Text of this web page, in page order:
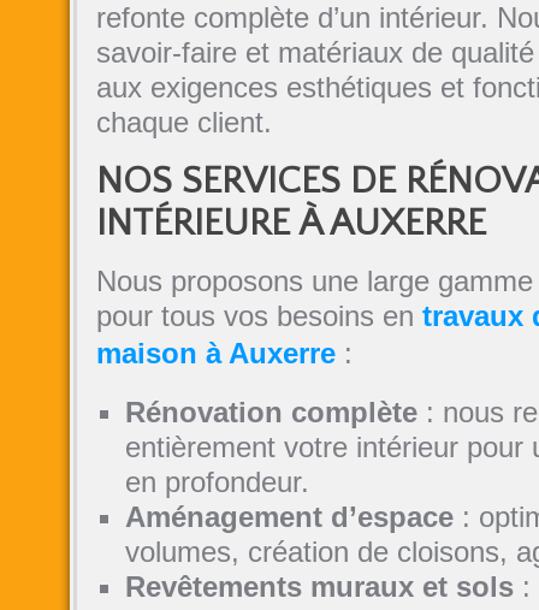
refonte complète d’un intérieur.
savoir-faire et matériaux de
aux exigences esthétiques et
chaque client.
NOS SERVICES DE
INTÉRIEURE À AUXERRE
Nous proposons une large
pour tous vos besoins en travaux
maison à Auxerre:
Rénovation complète: nous
entièrement votre intérieur pour
en profondeur.
Aménagement d’espace:
volumes, création de cloisons,
Revêtements muraux et sols: